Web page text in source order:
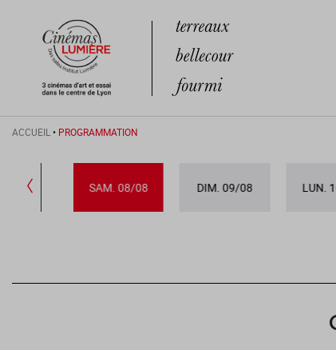
ACCUEIL • PROGRAMMATION
07/08 SAM. 08/08 DIM. 09/08 LUN.